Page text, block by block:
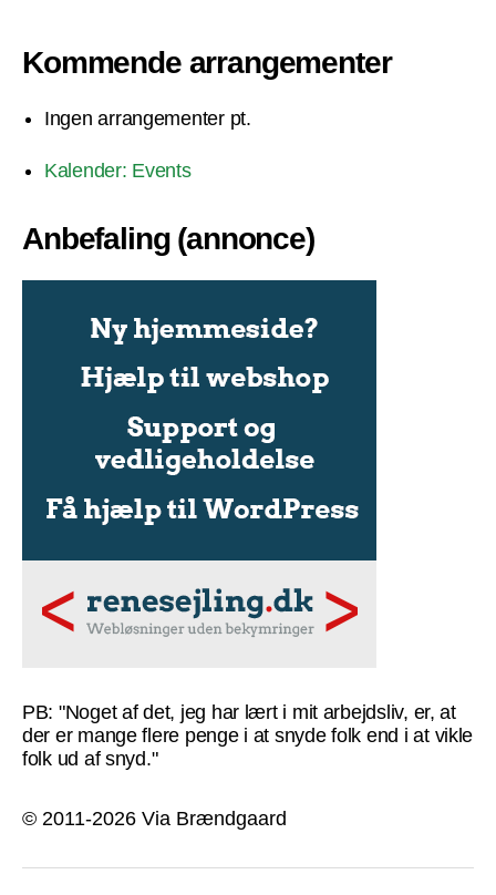
Kommende arrangementer
Ingen arrangementer pt.
Kalender: Events
Anbefaling (annonce)
PB: "Noget af det, jeg har lært i mit arbejdsliv, er, at
der er mange flere penge i at snyde folk end i at vikle
folk ud af snyd."
© 2011-2026 Via Brændgaard